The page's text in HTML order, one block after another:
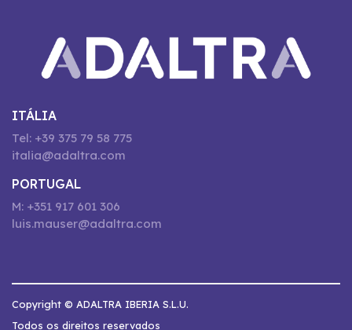
ITÁLIA
Tel: +39 375 79 58 775
italia@adaltra.com
PORTUGAL
M: +351 917 601 306
luis.mauser@adaltra.com
Copyright © ADALTRA IBERIA S.L.U.
Todos os direitos reservados